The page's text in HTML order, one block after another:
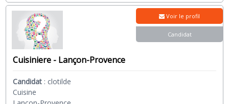
Cuisiniere - Lançon-Provence
Candidat : clotilde
Cuisine
Voir le profil
Candidat